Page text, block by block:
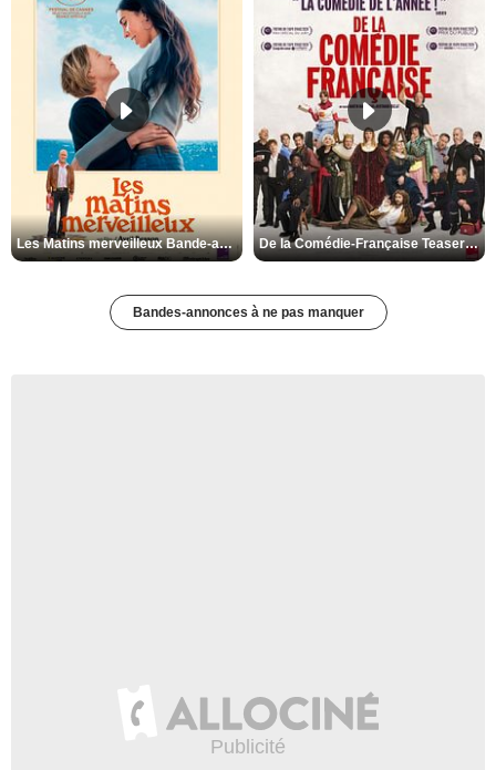
Les Matins merveilleux Bande-annonce VF De la Comédie-Française Teaser VF
Bandes-annonces à ne pas manquer